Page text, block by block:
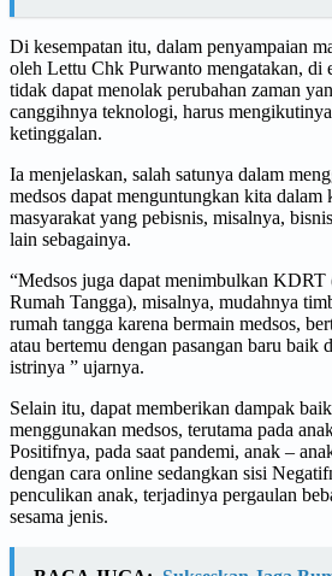
Di kesempatan itu, dalam penyampaian
oleh Lettu Chk Purwanto mengatakan, di
tidak dapat menolak perubahan zaman
canggihnya teknologi, harus
ketinggalan.
Ia menjelaskan, salah satunya dalam
medsos dapat menguntungkan kita dalam
masyarakat yang pebisnis, misalnya,
lain sebagainya.
“Medsos juga dapat menimbulkan KDRT
Rumah Tangga), misalnya, mudahnya
rumah tangga karena bermain medsos,
atau bertemu dengan pasangan baru baik
istrinya ” ujarnya.
Selain itu, dapat memberikan dampak
menggunakan medsos, terutama pada
Positifnya, pada saat pandemi, anak –
dengan cara online sedangkan sisi
penculikan anak, terjadinya pergaulan
sesama jenis.